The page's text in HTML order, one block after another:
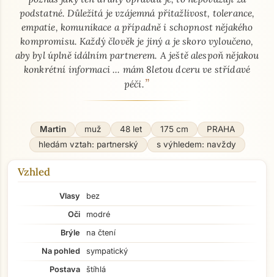
podstatné. Důležitá je vzájemná přitažlivost, tolerance,
empatie, komunikace a případně i schopnost nějakého
kompromisu. Každý člověk je jiný a je skoro vyloučeno,
aby byl úplně idálním partnerem. A ještě alespoň nějakou
konkrétní informaci ... mám 8letou dceru ve střídavé
péči.”
Martin muž 48 let 175 cm
PRAHA
hledám vztah: partnerský
s výhledem: navždy
Vzhled
Vlasy
bez
Oči
modré
Brýle
na čtení
Na pohled
sympatický
Postava
štíhlá